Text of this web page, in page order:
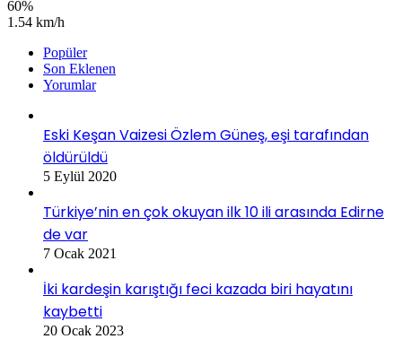
60%
1.54 km/h
Popüler
Son Eklenen
Yorumlar
Eski Keşan Vaizesi Özlem Güneş, eşi tarafından
öldürüldü
5 Eylül 2020
Türkiye’nin en çok okuyan ilk 10 ili arasında Edirne
de var
7 Ocak 2021
İki kardeşin karıştığı feci kazada biri hayatını
kaybetti
20 Ocak 2023